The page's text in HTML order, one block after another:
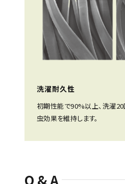
洗濯耐久性
初期性能で90%以上、洗濯
虫効果を維持します。
Q&A